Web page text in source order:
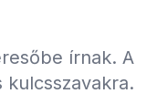
írnak. A
kulcsszavakra.